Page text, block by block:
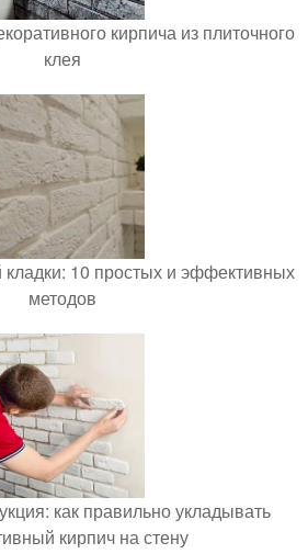
кирпича из плиточного
клея
10 простых и эффективных
методов
как правильно укладывать
кирпич на стену